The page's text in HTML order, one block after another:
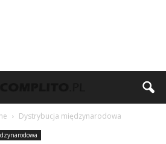
Dystrybucja międzynarodowa